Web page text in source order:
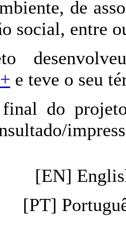
de
social, entre
e teve o seu
final do
[EN]
[PT]